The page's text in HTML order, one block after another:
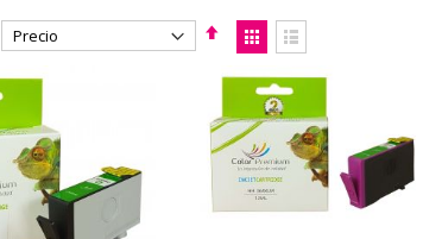
F
r
D
e
r
c
m
o
a
r
r
i
i
s
t